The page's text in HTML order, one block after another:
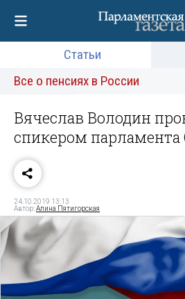
Статьи
Все о пенсиях в России
Вячеслав Володин
спикером парламента
24.10.2019 13:13
Автор:Алина Пятигорская